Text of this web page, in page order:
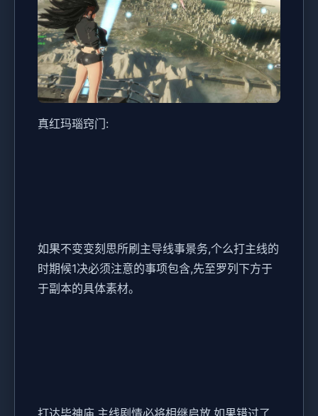
真红玛瑙窍门:
如果不变变刻思所刷主导线事景务,个么打主线的
时期候1决必须注意的事项包含,先至罗列下方于
于副本的具体素材。
打达毕神庙,主线剧情必将相继启放,如果错过了